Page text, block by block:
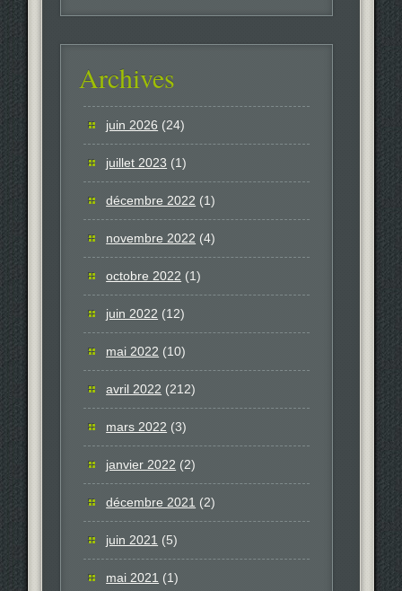
Archives
juin 2026 (24)
juillet 2023 (1)
décembre 2022 (1)
novembre 2022 (4)
octobre 2022 (1)
juin 2022 (12)
mai 2022 (10)
avril 2022 (212)
mars 2022 (3)
janvier 2022 (2)
décembre 2021 (2)
juin 2021 (5)
mai 2021 (1)